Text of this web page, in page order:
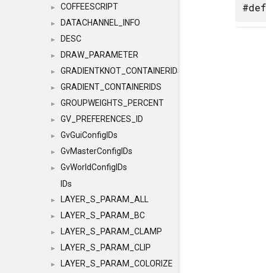
► COFFEESCRIPT
► DATACHANNEL_INFO
► DESC
► DRAW_PARAMETER
► GRADIENTKNOT_CONTAINERIDS
► GRADIENT_CONTAINERIDS
► GROUPWEIGHTS_PERCENT
► GV_PREFERENCES_ID
► GvGuiConfigIDs
► GvMasterConfigIDs
►
GvWorldConfigIDs
IDs
► LAYER_S_PARAM_ALL
► LAYER_S_PARAM_BC
► LAYER_S_PARAM_CLAMP
► LAYER_S_PARAM_CLIP
► LAYER_S_PARAM_COLORIZE